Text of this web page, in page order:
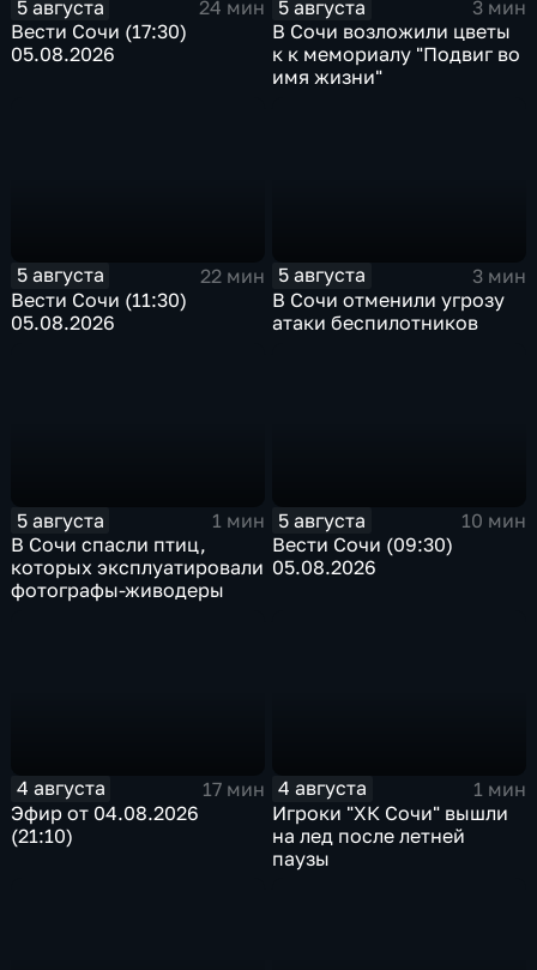
5 августа
24 мин
Вести Сочи (17:30)
05.08.2026
5 августа
3 мин
В Сочи возложили цветы
к к мемориалу "Подвиг во
имя жизни"
5 августа
22 мин
Вести Сочи (11:30)
05.08.2026
5 августа
3 мин
В Сочи отменили угрозу
атаки беспилотников
5 августа
1 мин
В Сочи спасли птиц,
которых эксплуатировали
фотографы-живодеры
5 августа
10 мин
Вести Сочи (09:30)
05.08.2026
4 августа
17 мин
Эфир от 04.08.2026
(21:10)
4 августа
1 мин
Игроки "ХК Сочи" вышли
на лед после летней
паузы